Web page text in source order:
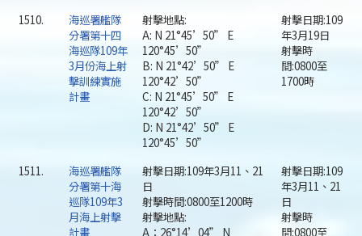
1510.
海巡署艦隊
分署第十四
海巡隊109年
3月份海上射
擊訓練實施
計畫
射擊地點:
A: N 21°45’50” E
120°45’50”
B: N 21°42’50” E
120°42’50”
C: N 21°45’50” E
120°42’50”
D: N 21°42’50” E
120°45’50”
射擊日期:109
年3月19日
射擊時
間:0800至
1700時
1511.
海巡署艦隊
分署第十海
巡隊109年3
月海上射擊
計畫
射擊日期:109年3月11、21
日
射擊時間:0800至1200時
射擊地點:
A：26°14’04” N
射擊日期:109
年3月11、21
日
射擊時
間:0800至